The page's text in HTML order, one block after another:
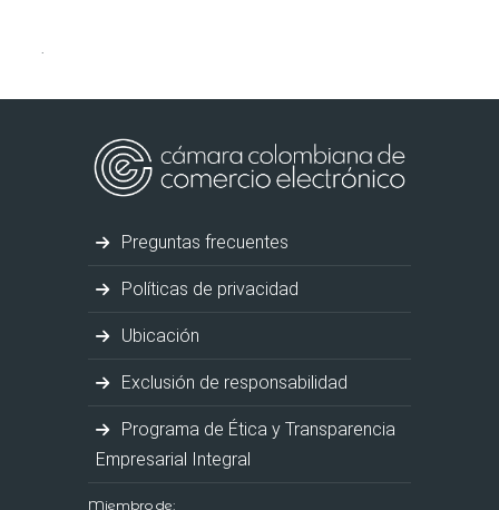
Preguntas frecuentes
Políticas de privacidad
Ubicación
Exclusión de responsabilidad
Programa de Ética y Transparencia
Empresarial Integral
Miembro de: